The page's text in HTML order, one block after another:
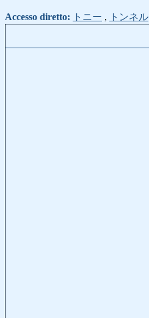
Accesso diretto: トニー , トンネル